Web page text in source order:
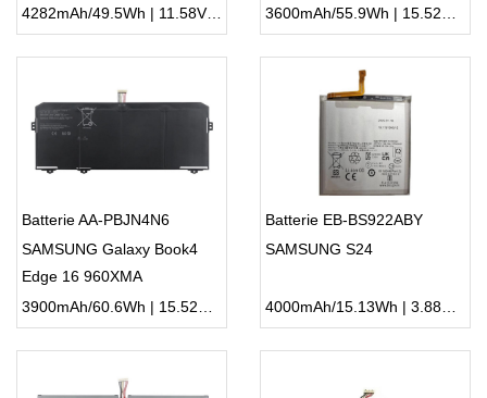
08349A
4282mAh/49.5Wh | 11.58V | Li-ion ...
3600mAh/55.9Wh | 15.52V | Li-ion ...
Batterie AA-PBJN4N6
SAMSUNG Galaxy Book4
Edge 16 960XMA
3900mAh/60.6Wh | 15.52V | Li-ion ...
Batterie EB-BS922ABY
SAMSUNG S24
4000mAh/15.13Wh | 3.88V | Li-ion ...